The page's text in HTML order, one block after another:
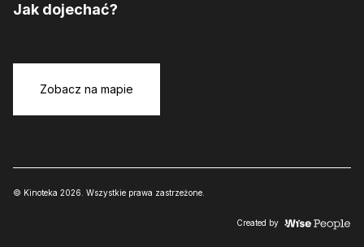
Jak dojechać?
Zobacz na mapie
© Kinoteka 2026. Wszystkie prawa zastrzeżone.
Created by